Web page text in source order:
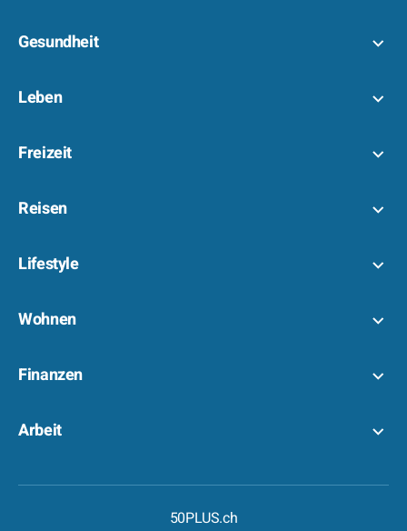
Gesundheit
Leben
Freizeit
Reisen
Lifestyle
Wohnen
Finanzen
Arbeit
50PLUS.ch